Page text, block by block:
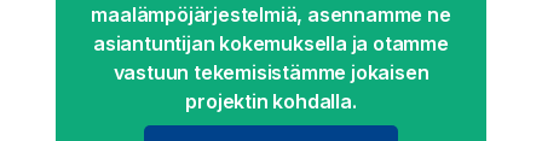
maalämpöjärjestelmiä, asennamme ne
asiantuntijan kokemuksella ja otamme
vastuun tekemisistämme jokaisen
projektin kohdalla.